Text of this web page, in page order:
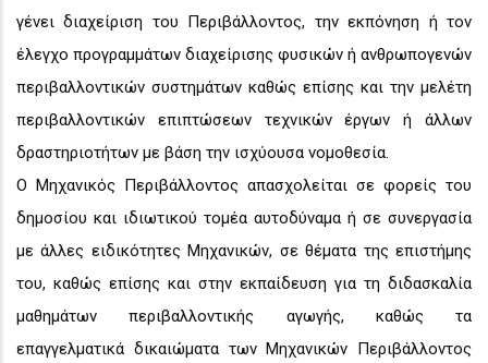
γένει διαχείριση του Περιβάλλοντος, την εκπόνηση ή τον
έλεγχο προγραμμάτων διαχείρισης φυσικών ή ανθρωπογενών
περιβαλλοντικών συστημάτων καθώς επίσης και την μελέτη
περιβαλλοντικών επιπτώσεων τεχνικών έργων ή άλλων
δραστηριοτήτων με βάση την ισχύουσα νομοθεσία.
Ο Μηχανικός Περιβάλλοντος απασχολείται σε φορείς του
δημοσίου και ιδιωτικού τομέα αυτοδύναμα ή σε συνεργασία
με άλλες ειδικότητες Μηχανικών, σε θέματα της επιστήμης
του, καθώς επίσης και στην εκπαίδευση για τη διδασκαλία
μαθημάτων περιβαλλοντικής αγωγής, καθώς τα
επαγγελματικά δικαιώματα των Μηχανικών Περιβάλλοντος